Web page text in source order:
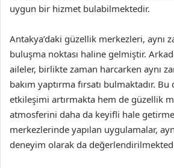
uygun bir hizmet bulabilmektedir.
Antakya’daki güzellik merkezleri, aynı
buluşma noktası haline gelmiştir.
aileler, birlikte zaman harcarken aynı
bakım yaptırma fırsatı bulmaktadır.
etkileşimi artırmakta hem de güzellik
atmosferini daha da keyifli hale
merkezlerinde yapılan uygulamalar,
deneyim olarak da